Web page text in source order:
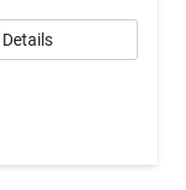
Details